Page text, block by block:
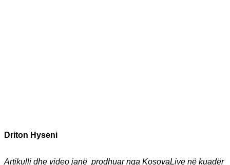
Driton Hyseni
Artikulli dhe video janë prodhuar nga KosovaLive në kuadër